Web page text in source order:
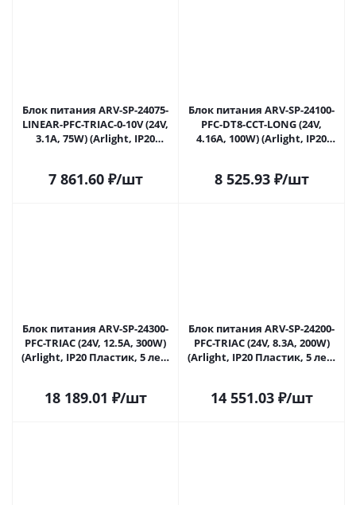
Блок питания ARV-SP-24075-
LINEAR-PFC-TRIAC-0-10V (24V,
3.1A, 75W) (Arlight, IP20
7 861.60₽/шт
Блок питания ARV-SP-24100-
PFC-DT8-CCT-LONG (24V,
4.16A, 100W) (Arlight, IP20
8 525.93₽/шт
Блок питания ARV-SP-24300-
PFC-TRIAC (24V, 12.5A, 300W)
(Arlight, IP20 Пластик, 5 лет)
18 189.01 ₽/шт
Блок питания ARV-SP-24200-
PFC-TRIAC (24V, 8.3A, 200W)
(Arlight, IP20 Пластик, 5 лет)
14 551.03₽/шт